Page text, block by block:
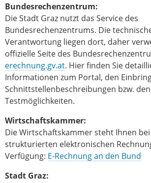
Bundesrechenzentrum:
Die Stadt Graz nutzt das Service des
Bundesrechenzentrums. Die
Verantwortung liegen dort, daher
offizielle Seite des
erechnung.gv.at. Hier finden Sie
Informationen zum Portal, den
Schnittstellenbeschreibungen bzw. den
Testmöglichkeiten.
Wirtschaftskammer:
Die Wirtschaftskammer steht Ihnen
strukturierten elektronischen
Verfügung: E-Rechnung an den Bund
Stadt Graz: